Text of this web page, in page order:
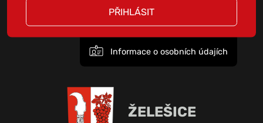
PŘIHLÁSIT
Informace o osobních údajích
ŽELEŠICE